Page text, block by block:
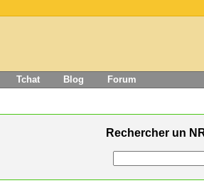
Tchat Blog Forum
Rechercher un